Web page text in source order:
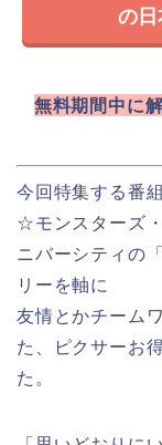
の
無料期間中に
今回特集する番
☆モンスターズ
ニバーシティの
リーを軸に
友情とかチーム
た、ピクサーお
た。